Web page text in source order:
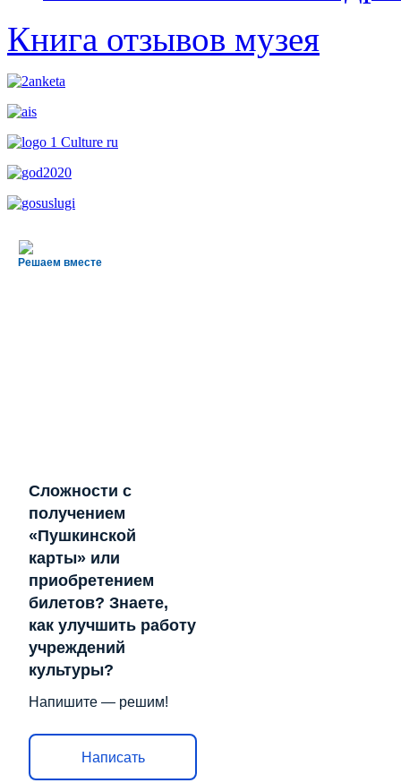
Книга отзывов музея
Решаем вместе
Сложности с
получением
«Пушкинской
карты» или
приобретением
билетов? Знаете,
как улучшить работу
учреждений
культуры?
Напишите — решим!
Написать